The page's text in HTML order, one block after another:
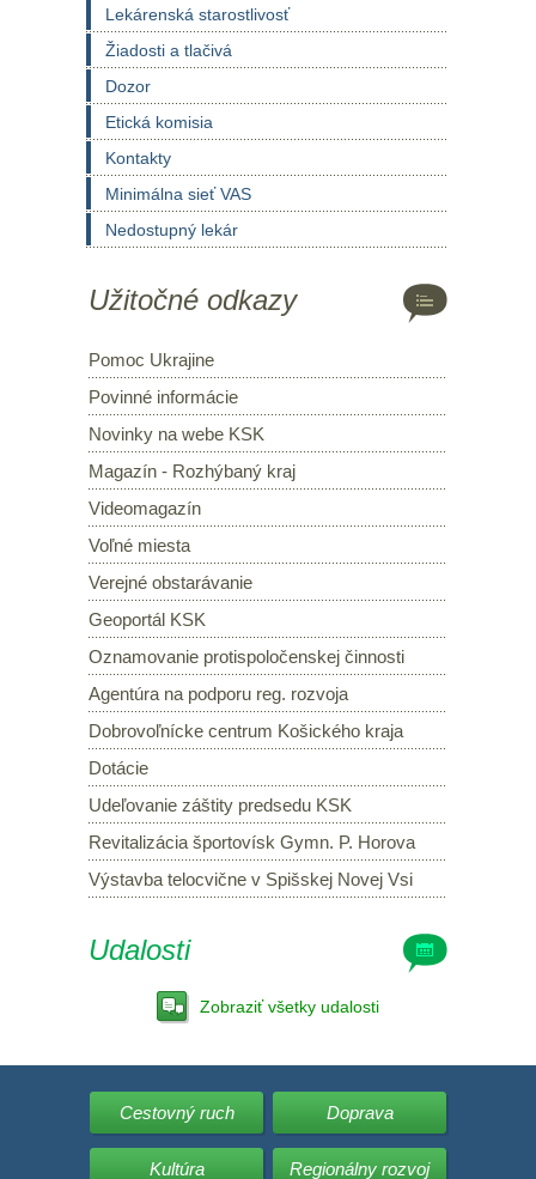
Lekárenská starostlivosť
Žiadosti a tlačivá
Dozor
Etická komisia
Kontakty
Minimálna sieť VAS
Nedostupný lekár
Užitočné odkazy
Pomoc Ukrajine
Povinné informácie
Novinky na webe KSK
Magazín - Rozhýbaný kraj
Videomagazín
Voľné miesta
Verejné obstarávanie
Geoportál KSK
Oznamovanie protispoločenskej činnosti
Agentúra na podporu reg. rozvoja
Dobrovoľnícke centrum Košického kraja
Dotácie
Udeľovanie záštity predsedu KSK
Revitalizácia športovísk Gymn. P. Horova
Výstavba telocvične v Spišskej Novej Vsi
Udalosti
Zobraziť všetky udalosti
Cestovný ruch Doprava
Kultúra Regionálny rozvoj